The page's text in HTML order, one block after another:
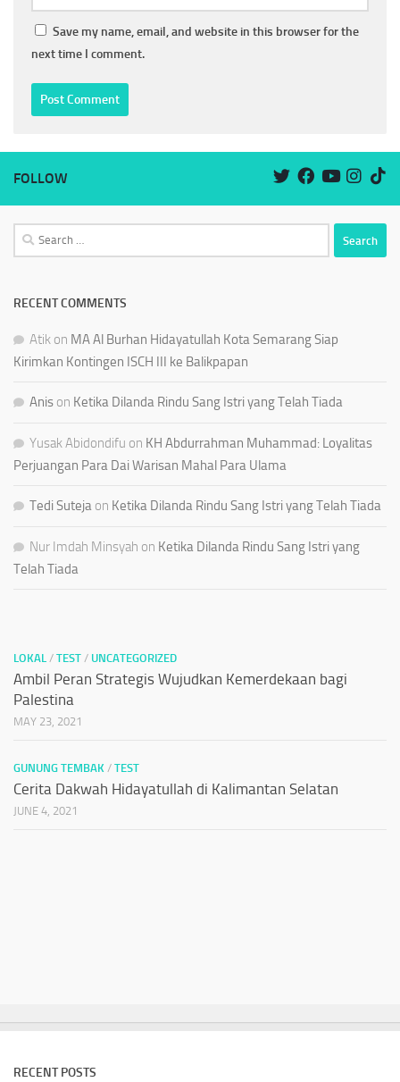
Save my name, email, and website in this browser for the
next time I comment.
FOLLOW
Search
for:
RECENT COMMENTS
Atik on MA Al Burhan Hidayatullah Kota Semarang Siap
Kirimkan Kontingen ISCH III ke Balikpapan
Anis on Ketika Dilanda Rindu Sang Istri yang Telah Tiada
Yusak Abidondifu on KH Abdurrahman Muhammad: Loyalitas
Perjuangan Para Dai Warisan Mahal Para Ulama
Tedi Suteja on Ketika Dilanda Rindu Sang Istri yang Telah Tiada
Nur Imdah Minsyah on Ketika Dilanda Rindu Sang Istri yang
Telah Tiada
LOKAL / TEST / UNCATEGORIZED
Ambil Peran Strategis Wujudkan Kemerdekaan bagi
Palestina
MAY 23, 2021
GUNUNG TEMBAK / TEST
Cerita Dakwah Hidayatullah di Kalimantan Selatan
JUNE 4, 2021
RECENT POSTS